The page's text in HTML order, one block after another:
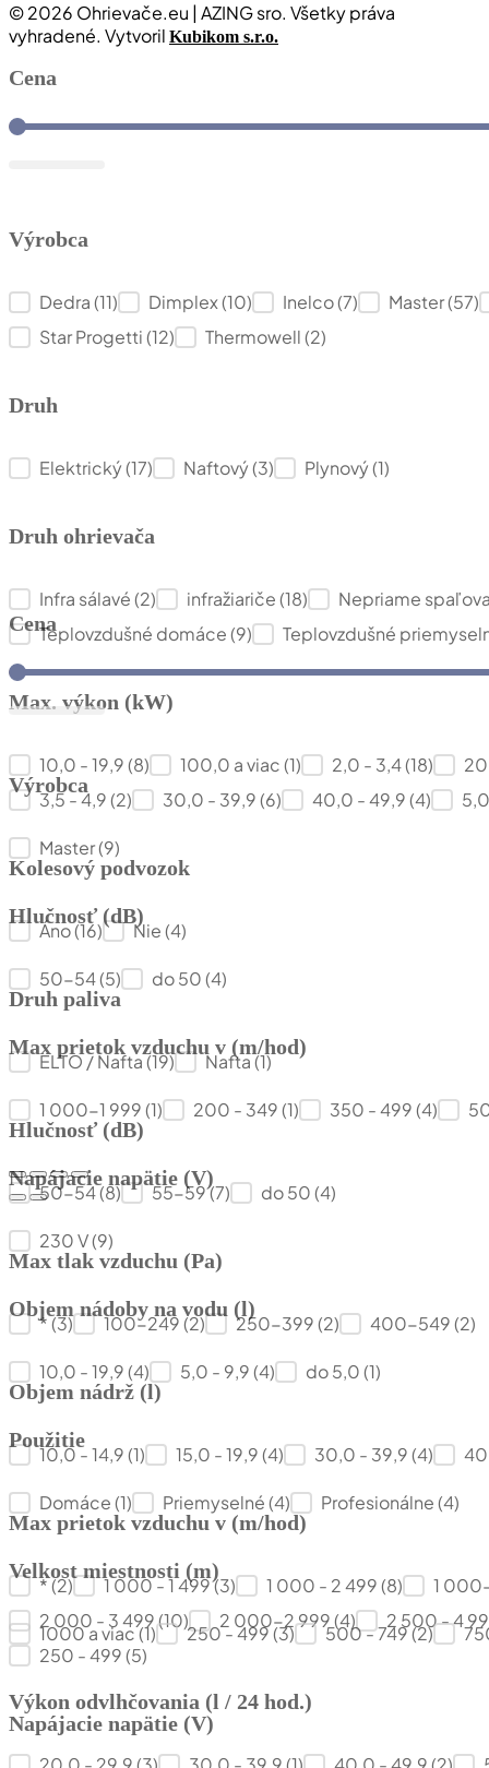
© 2026 Ohrievače.eu | AZING sro. Všetky práva
vyhradené. Vytvoril Kubikom s.r.o.
Cena
Cena
Výrobca
Výrobca
Dedra(11) Dimplex(10) Inelco(7) Master(57)
Star Progetti(12) Thermowell(2)
Druh
DruhElektrický(17) Naftový(3) Plynový(1)
Druh ohrievača
Druh ohrievača
Infra sálavé(2) infražiariče(18)
Nepriame
Teplovzdušné domáce(9) Teplovzdušné
Max. výkon (kW)
Max. výkon (kW)
10,0 - 19,9(8) 100,0 a viac(1) 2,0 - 3,4(18)
3,5 - 4,9(2) 30,0 - 39,9(6) 40,0 - 49,9(4)
Kolesový podvozok
Kolesový podvozok
Áno(16) Nie(4)
Druh paliva
Druh paliva
ELTO / Nafta(19) Nafta(1)
Hlučnosť (dB)
Hlučnosť (dB)
50-54(8) 55-59(7) do 50(4)
Max tlak vzduchu (Pa)
Max tlak vzduchu (Pa)
*(3) 100-249(2) 250-399(2) 400-549(2)
Objem nádrž (l)
Objem nádrž (l)
10,0 - 14,9(1) 15,0 - 19,9(4) 30,0 - 39,9(4)
Max prietok vzduchu v (m/hod)
Max prietok vzduchu v (m/hod)
*(2) 1 000 - 1 499(3) 1 000 - 2 499(8)
1
2 000 - 3 499(10) 2 000-2 999(4)
2 500 - 4
250 - 499(5)
Napájacie napätie (V)
Cena
Cena
Výrobca
Výrobca
Master(9)
Hlučnosť (dB)
Hlučnosť (dB)
50-54(5) do 50(4)
Max prietok vzduchu v (m/hod)
Max prietok vzduchu v (m/hod)
1 000-1 999(1) 200 - 349(1) 350 - 499(4)
Napájacie napätie (V)
Napájacie napätie (V)
230 V(9)
Objem nádoby na vodu (l)
Objem nádoby na vodu (l)
10,0 - 19,9(4) 5,0 - 9,9(4) do 5,0(1)
Použitie
Použitie
Domáce(1) Priemyselné(4) Profesionálne(4)
Velkost miestnosti (m)
Velkost miestnosti (m)
1000 a viac(1) 250 - 499(3) 500 - 749(2)
Výkon odvlhčovania (l / 24 hod.)
Výkon odvlhčovania (l / 24 hod.)